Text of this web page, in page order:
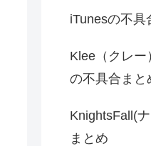
iTunesの不具
Klee（クレー
の不具合まと
KnightsFall(
まとめ